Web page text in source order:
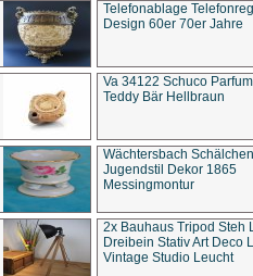
Telefonablage
Design 60er 70er Jahre
Va 34122 Schuco
Teddy Bär Hellbraun
Wächtersbach Schälchen
Jugendstil Dekor 1865
Messingmontur
2x Bauhaus Tripod Steh
Dreibein Stativ Art Deco
Vintage Studio Leucht